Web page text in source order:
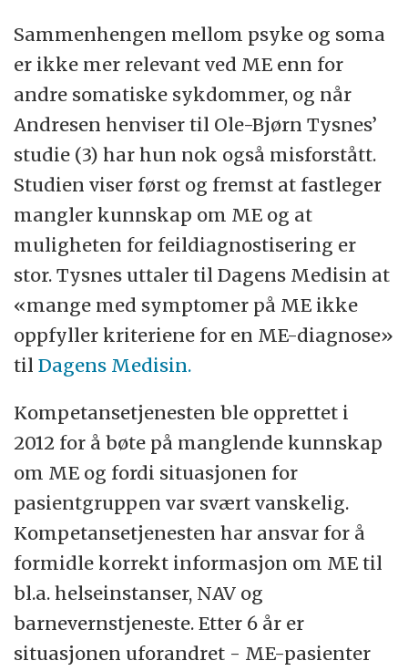
Sammenhengen mellom psyke og soma
er ikke mer relevant ved ME enn for
andre somatiske sykdommer, og når
Andresen henviser til Ole-Bjørn Tysnes’
studie (3) har hun nok også misforstått.
Studien viser først og fremst at fastleger
mangler kunnskap om ME og at
muligheten for feildiagnostisering er
stor. Tysnes uttaler til Dagens Medisin at
«mange med symptomer på ME ikke
oppfyller kriteriene for en ME-diagnose»
tilDagens Medisin.
Kompetansetjenesten ble opprettet i
2012 for å bøte på manglende kunnskap
om ME og fordi situasjonen for
pasientgruppen var svært vanskelig.
Kompetansetjenesten har ansvar for å
formidle korrekt informasjon om ME til
bl.a. helseinstanser, NAV og
barnevernstjeneste. Etter 6 år er
situasjonen uforandret - ME-pasienter